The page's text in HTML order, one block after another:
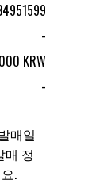
-
KRW
-
매일
매 정
.